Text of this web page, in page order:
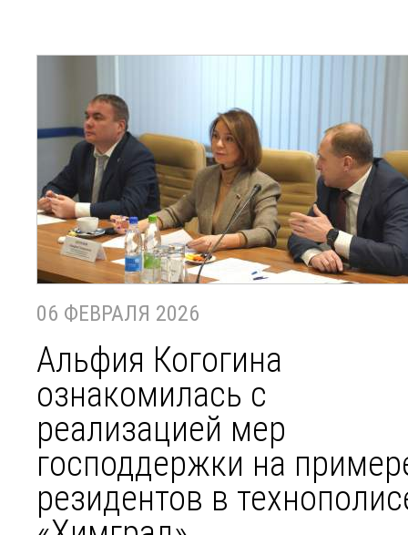
06 ФЕВРАЛЯ 2026
Альфия Когогина
ознакомилась с
реализацией мер
господдержки на
резидентов в